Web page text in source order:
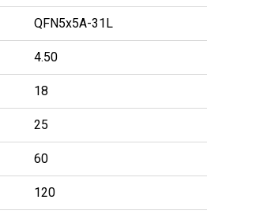
QFN5x5A-31L
4.50
18
25
60
120